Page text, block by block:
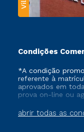
Condições
abrir todas as
*A condição
referente à
aprovados em
prova on-line ou
vigente, que ainda
tenham cancelado